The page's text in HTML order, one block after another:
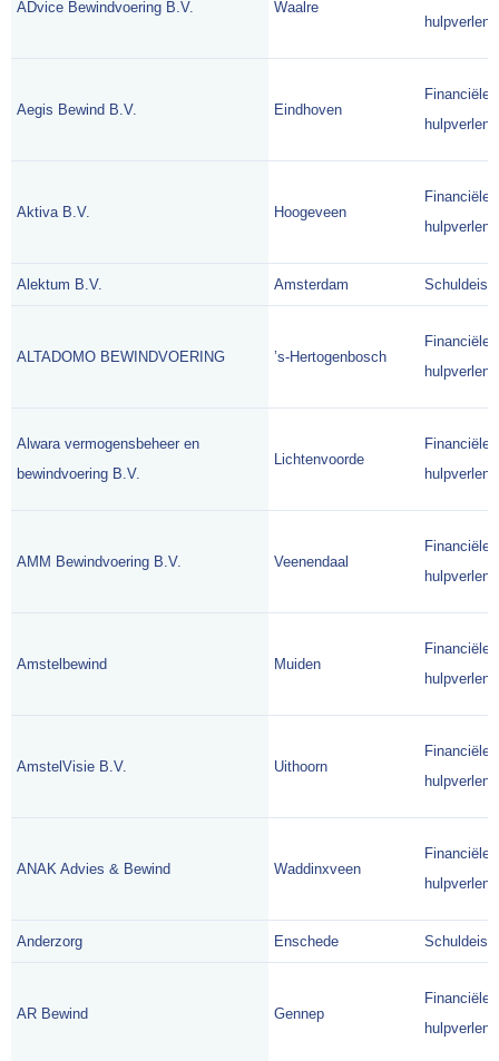
ADvice Bewindvoering B.V. Waalre
Aegis Bewind B.V. Eindhoven
Financiële
Aktiva B.V. Hoogeveen
Financiële
Alektum B.V. Amsterdam Schuldeiser
ALTADOMO BEWINDVOERING ’s-Hertogenbosch
Financiële
Alwara vermogensbeheer en
bewindvoering B.V.
Lichtenvoorde
Financiële
AMM Bewindvoering B.V. Veenendaal
Financiële
Amstelbewind Muiden
Financiële
AmstelVisie B.V. Uithoorn
Financiële
ANAK Advies & Bewind Waddinxveen
Financiële
Anderzorg Enschede Schuldeiser
AR Bewind Gennep
Financiële